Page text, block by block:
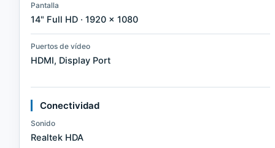
Pantalla
14" Full HD · 1920 × 1080
Puertos de vídeo
HDMI, Display Port
Conectividad
Sonido
Realtek HDA